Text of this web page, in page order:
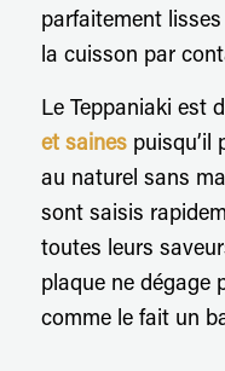
parfaitement lisses
la cuisson par
Le Teppaniaki est
et sainespuisqu’il
au naturel sans
sont saisis
toutes leurs
plaque ne dégage
comme le fait un